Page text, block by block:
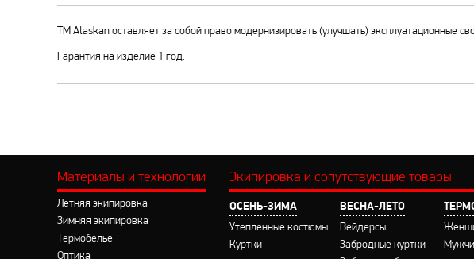
ТМ Alaskan оставляет за собой право модернизировать (улучшать) эксплуатационные
Гарантия на изделие 1 год.
Материалы и технологии
Летняя экипировка
Зимняя экипировка
Термобелье
Оптика
Экипировка и сопутствующие товары
ОСЕНЬ-ЗИМА
Утепленные костюмы
Куртки
ВЕСНА-ЛЕТО
Вейдерсы
Забродные куртки